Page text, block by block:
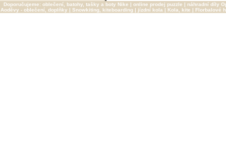
Doporučujeme: oblečení, batohy, tašky a boty Nike | online prodej puzzle | náhradní díly
Aoděvy - oblečení, doplňky | Snowkiting, kiteboarding | jízdní kola | Kola, kite | Florbalové